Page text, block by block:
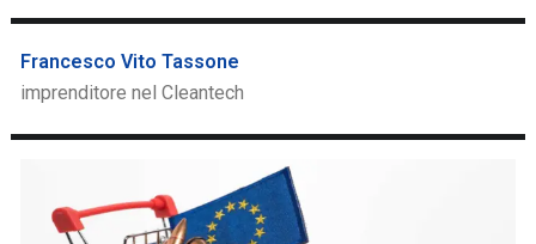
Francesco Vito Tassone
imprenditore nel Cleantech